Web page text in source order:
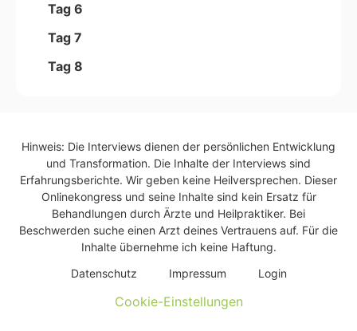
Tag 6
Tag 7
Tag 8
Hinweis: Die Interviews dienen der persönlichen Entwicklung
und Transformation. Die Inhalte der Interviews sind
Erfahrungsberichte. Wir geben keine Heilversprechen. Dieser
Onlinekongress und seine Inhalte sind kein Ersatz für
Behandlungen durch Ärzte und Heilpraktiker. Bei
Beschwerden suche einen Arzt deines Vertrauens auf. Für die
Inhalte übernehme ich keine Haftung.
Daten­schutz
Impres­sum Log­in
Cookie-Einstellungen